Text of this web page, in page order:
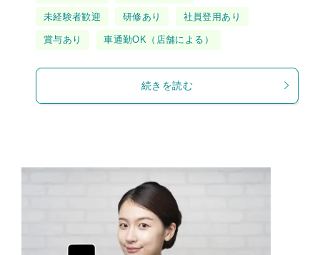
未経験者歓迎 研修あり 社員登用あり
賞与あり 車通勤OK（店舗による）
続きを読む